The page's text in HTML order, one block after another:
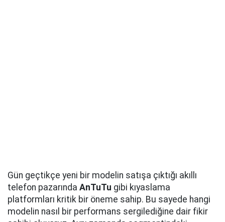
Gün geçtikçe yeni bir modelin satışa çıktığı akıllı
telefon pazarında AnTuTu gibi kıyaslama
platformları kritik bir öneme sahip. Bu sayede hangi
modelin nasıl bir performans sergilediğine dair fikir